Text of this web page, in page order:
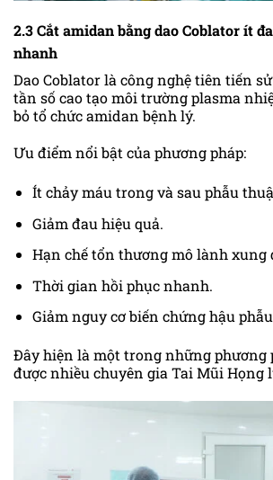
2.3 Cắt amidan bằng dao Coblator ít
nhanh
Dao Coblator là công nghệ tiên tiến
tần số cao tạo môi trường plasma
bỏ tổ chức amidan bệnh lý.
Ưu điểm nổi bật của phương pháp:
Ít chảy máu trong và sau phẫu
Giảm đau hiệu quả.
Hạn chế tổn thương mô lành xung
Thời gian hồi phục nhanh.
Giảm nguy cơ biến chứng hậu
Đây hiện là một trong những phương
được nhiều chuyên gia Tai Mũi Họng